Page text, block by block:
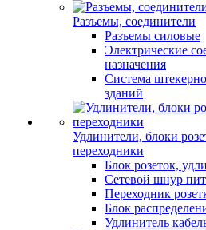
Разъемы, соединители
Разъемы силовые
Электрические
назначения
Система
зданий
Удлинители, блоки
переходники
Блок розеток,
Сетевой шнур
Переходник
Блок
Удлинитель